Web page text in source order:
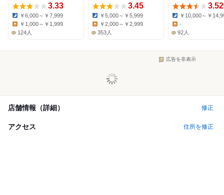
3.33
Dinner:
￥6,000～￥7,999
￥1,000～￥1,999
124人
3.45
Dinner:
￥5,000～￥5,999
￥2,000～￥2,999
353人
3.52
Dinner:
￥10,000～￥
Lunch:
-
92人
広告を非表示
店舗情報（詳細） 修正
アクセス 住所を修正